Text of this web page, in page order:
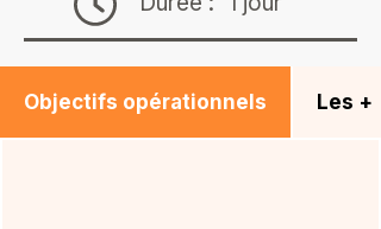
Objectifs opérationnels Les +